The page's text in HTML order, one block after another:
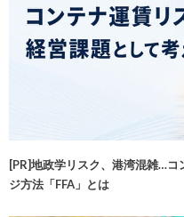
[PR]地政学リスク、港湾混雑…コ
ジ方法「FFA」とは